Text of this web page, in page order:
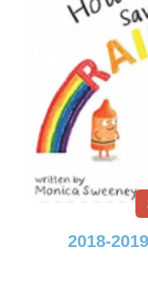
2018-